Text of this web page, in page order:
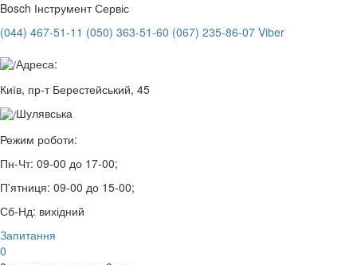
Bosch Інструмент Сервіс
(044) 467-51-11 (050) 363-51-60 (067) 235-86-07 Viber
Адреса:
Київ, пр-т Берестейський, 45
Шулявська
Режим роботи:
Пн-Чт: 09-00 до 17-00;
П'ятниця: 09-00 до 15-00;
Сб-Нд: вихідний
Запитання
0